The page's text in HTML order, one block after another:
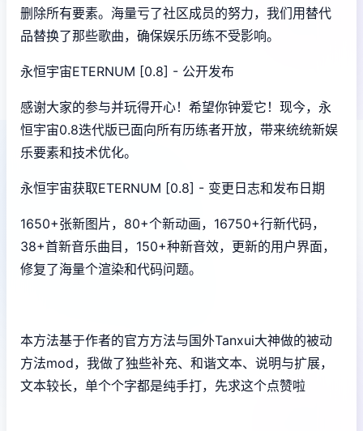
删除所有要素。海量亏了社区成员的努力，我们用替代
品替换了那些歌曲，确保娱乐历练不受影响。
永恒宇宙ETERNUM [0.8] - 公开发布
感谢大家的参与并玩得开心！希望你钟爱它！现今，永
恒宇宙0.8迭代版已面向所有历练者开放，带来统统新娱
乐要素和技术优化。
永恒宇宙获取ETERNUM [0.8] - 变更日志和发布日期
1650+张新图片，80+个新动画，16750+行新代码，
38+首新音乐曲目，150+种新音效，更新的用户界面，
修复了海量个渲染和代码问题。
本方法基于作者的官方方法与国外Tanxui大神做的被动
方法mod，我做了独些补充、和谐文本、说明与扩展，
文本较长，单个个字都是纯手打，先求这个点赞啦